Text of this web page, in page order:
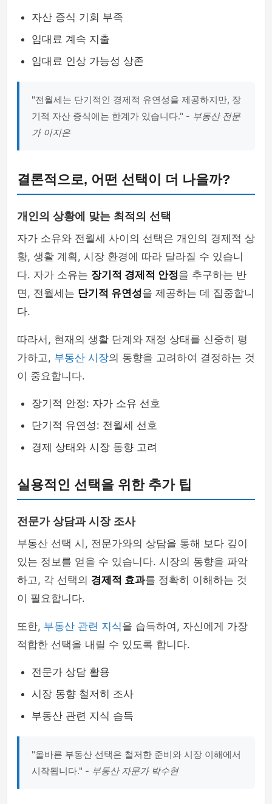
자산 증식 기회 부족
임대료 계속 지출
임대료 인상 가능성 상존
"전월세는 단기적인 경제적 유연성을 제공하지만, 장
기적 자산 증식에는 한계가 있습니다." - 부동산 전문
가 이지은
결론적으로, 어떤 선택이 더 나을까?
개인의 상황에 맞는 최적의 선택
자가 소유와 전월세 사이의 선택은 개인의 경제적 상
황, 생활 계획, 시장 환경에 따라 달라질 수 있습니
다. 자가 소유는 장기적 경제적 안정을 추구하는 반
면, 전월세는 단기적 유연성을 제공하는 데 집중합니
다.
따라서, 현재의 생활 단계와 재정 상태를 신중히 평
가하고, 부동산 시장의 동향을 고려하여 결정하는 것
이 중요합니다.
장기적 안정: 자가 소유 선호
단기적 유연성: 전월세 선호
경제 상태와 시장 동향 고려
실용적인 선택을 위한 추가 팁
전문가 상담과 시장 조사
부동산 선택 시, 전문가와의 상담을 통해 보다 깊이
있는 정보를 얻을 수 있습니다. 시장의 동향을 파악
하고, 각 선택의 경제적 효과를 정확히 이해하는 것
이 필요합니다.
또한, 부동산 관련 지식을 습득하여, 자신에게 가장
적합한 선택을 내릴 수 있도록 합니다.
전문가 상담 활용
시장 동향 철저히 조사
부동산 관련 지식 습득
"올바른 부동산 선택은 철저한 준비와 시장 이해에서
시작됩니다." - 부동산 자문가 박수현